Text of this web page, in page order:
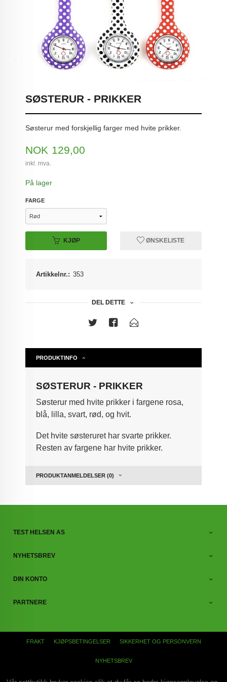
SØSTERUR - PRIKKER
Søsterur med forskjellig farger med hvite prikker.
Pris
NOK 129,00
inkl. mva.
På lager
FARGE
KJØP ØNSKELISTE
Artikkelnr.: 353
DEL DETTE
PRODUKTINFO
SØSTERUR - PRIKKER
Søsterur med hvite prikker i fargene rosa,
blå, lilla, svart, rød, og hvit.
Det hvite søsteruret har svarte prikker.
Resten av fargene har hvite prikker.
PRODUKTANMELDELSER (0)
TEST HELSEN AS
NYHETSBREV
DIN KONTO
PARTNERE
FRAKT KJØPSBETINGELSER SIKKERHET OG PERSONVERN
NYHETSBREV